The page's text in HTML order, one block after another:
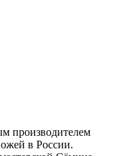
производителем
в России.